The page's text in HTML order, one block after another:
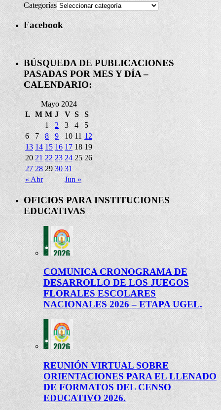
Categorías
Facebook
BÚSQUEDA DE PUBLICACIONES
PASADAS POR MES Y DÍA –
CALENDARIO:
Mayo 2024
L M M J V S S
« Abr Jun »
1 2 3 4
5
6
7 8 9 10 11 12
13 14 15 16 17 18 19
20 21 22 23 24 25 26
27 28 29 30 31
OFICIOS PARA INSTITUCIONES
EDUCATIVAS
COMUNICA CRONOGRAMA DE
DESARROLLO DE LOS JUEGOS
FLORALES ESCOLARES
NACIONALES 2026 – ETAPA UGEL.
REUNIÓN VIRTUAL SOBRE
ORIENTACIONES PARA EL LLENADO
DE FORMATOS DEL CENSO
EDUCATIVO 2026.